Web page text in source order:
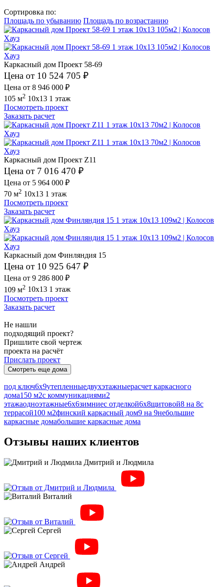
Сортировка по:
Площадь по убыванию Площадь по возрастанию
Каркасный дом Проект 58-69
Цена от 10 524 705 ₽
Цена от 8 946 000 ₽
105 м2 10x13 1 этаж
Посмотреть проект
Заказать расчет
Каркасный дом Проект Z11
Цена от 7 016 470 ₽
Цена от 5 964 000 ₽
70 м2 10x13 1 этаж
Посмотреть проект
Заказать расчет
Каркасный дом Финляндия 15
Цена от 10 925 647 ₽
Цена от 9 286 800 ₽
109 м2 10x13 1 этаж
Посмотреть проект
Заказать расчет
Не нашли
подходящий проект?
Пришлите свой чертеж
проекта на расчёт
Прислать проект
Смотреть еще дома
под ключ6х9утепленныедвухэтажныерасчет каркасного
дома150 м2с коммуникациями2
этажаодноэтажные6х6зимниес отделкой6х8щитовой8 на 8с
террасой100 м2финский каркасный дом9 на 9небольшие
каркасные домабольшие каркасные дома
Отзывы наших клиентов
Дмитрий и Людмила
Виталий
Сергей
Андрей